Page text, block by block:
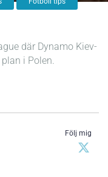
där Dynamo Kiev-
i Polen.
Följ mig